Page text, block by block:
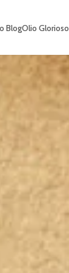
BlogOlio Glorioso